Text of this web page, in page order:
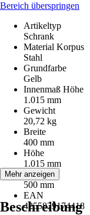
Bereich überspringen
Artikeltyp
Schrank
Material Korpus
Stahl
Grundfarbe
Gelb
Innenmaß Höhe
1.015 mm
Gewicht
20,72 kg
Breite
400 mm
Höhe
1.015 mm
Tiefe
500 mm
EAN
4255829174418
Mehr anzeigen
Beschreibung